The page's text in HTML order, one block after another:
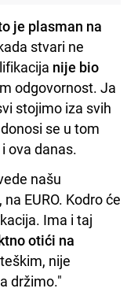
je plasman na
stvari ne
nije bio
odgovornost. Ja
stojimo iza svih
se u tom
ova danas.
našu
EURO. Kodro će
Ima i taj
otići na
nije
držimo."